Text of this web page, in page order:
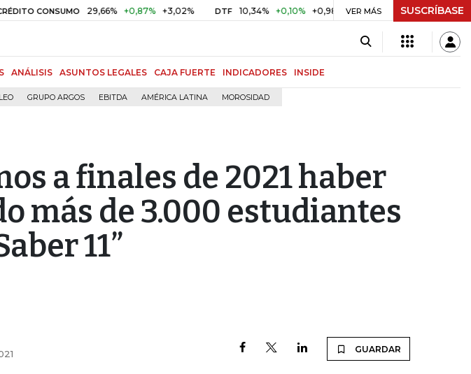
29,66% +0,87% +3,02% DTF 10,34% +0,10% +0,98% UVR $ 416,86 +$ 0,05 +0,01%
VER MÁS SUSCRÍBASE
ANÁLISIS ASUNTOS LEGALES CAJA FUERTE INDICADORES INSIDE
GRUPO ARGOS EBITDA AMÉRICA LATINA MOROSIDAD
a finales de 2021 haber
más de 3.000 estudiantes
11”
GUARDAR